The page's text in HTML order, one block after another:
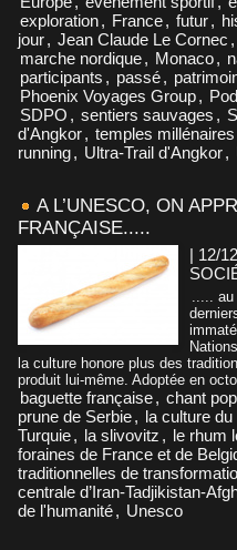
exploration, France, futur,
jour, Jean Claude Le Cornec ,
marche nordique, Monaco,
participants , passé,
Phoenix Voyages Group,
SDPO , sentiers sauvages ,
d'Angkor, temples millénaires
running, Ultra-Trail d'Angkor,
A L’UNESCO, ON
FRANÇAISE.....
| 12/
.....
la culture honore plus des
produit lui-même. Adoptée en
baguette française, chant
prune de Serbie, la culture
Turquie, la slivovitz , le rhum
foraines de France et de
traditionnelles de
centrale d’Iran-Tadjikistan-
de l'humanité, Unesco